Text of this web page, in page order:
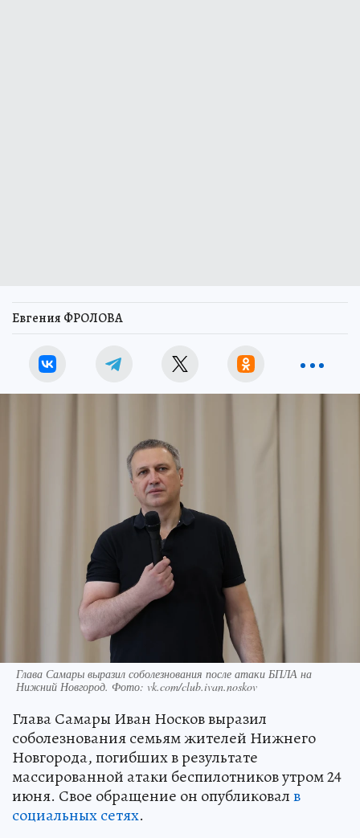
Евгения ФРОЛОВА
Глава Самары выразил соболезнования после атаки БПЛА на
Нижний Новгород. Фото: vk.com/club.ivan.noskov
Глава Самары Иван Носков выразил
соболезнования семьям жителей Нижнего
Новгорода, погибших в результате
массированной атаки беспилотников утром 24
июня. Свое обращение он опубликовалв
социальных сетях.